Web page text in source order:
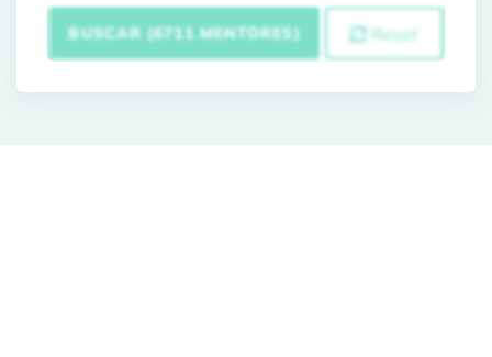
BUSCAR (6711 MENTORES) Reset